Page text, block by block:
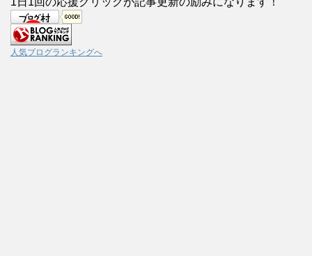
人気ブログランキングへ